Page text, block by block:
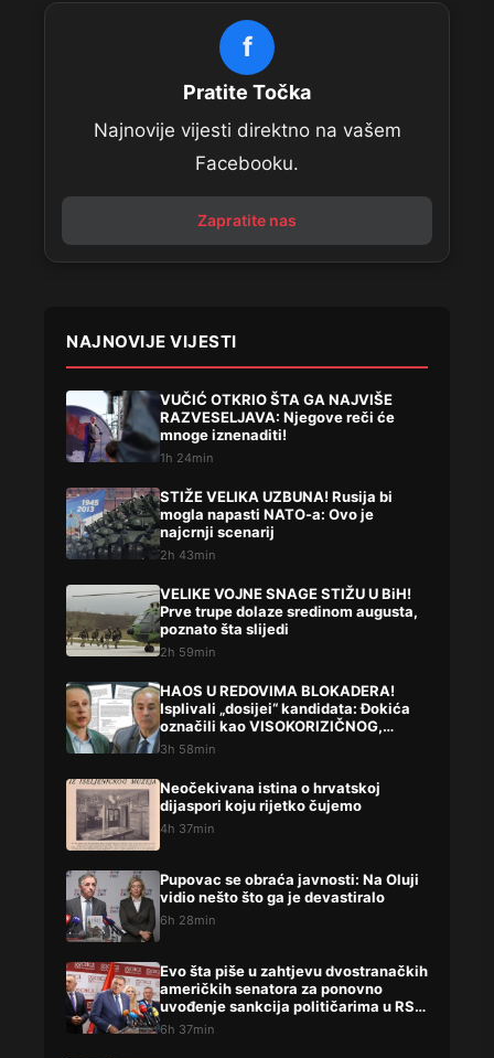
f
Pratite Točka
Najnovije vijesti direktno na vašem
Facebooku.
Zapratite nas
NAJNOVIJE VIJESTI
VUČIĆ OTKRIO ŠTA GA NAJVIŠE
RAZVESELJAVA: Njegove reči će
mnoge iznenaditi!
1h 24min
STIŽE VELIKA UZBUNA! Rusija bi
mogla napasti NATO-a: Ovo je
najcrnji scenarij
2h 43min
VELIKE VOJNE SNAGE STIŽU U BiH!
Prve trupe dolaze sredinom augusta,
poznato šta slijedi
2h 59min
HAOS U REDOVIMA BLOKADERA!
Isplivali „dosijei“ kandidata: Đokića
označili kao VISOKORIZIČNOG,
Lompara potpuno precrtali
3h 58min
Neočekivana istina o hrvatskoj
dijaspori koju rijetko čujemo
4h 37min
Pupovac se obraća javnosti: Na Oluji
vidio nešto što ga je devastiralo
6h 28min
Evo šta piše u zahtjevu dvostranačkih
američkih senatora za ponovno
uvođenje sankcija političarima u RS-
u
6h 37min